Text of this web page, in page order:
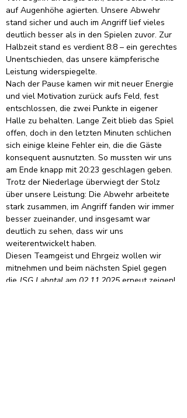
auf Augenhöhe agierten. Unsere Abwehr
stand sicher und auch im Angriff lief vieles
deutlich besser als in den Spielen zuvor. Zur
Halbzeit stand es verdient 8:8 – ein gerechtes
Unentschieden, das unsere kämpferische
Leistung widerspiegelte.
Nach der Pause kamen wir mit neuer Energie
und viel Motivation zurück aufs Feld, fest
entschlossen, die zwei Punkte in eigener
Halle zu behalten. Lange Zeit blieb das Spiel
offen, doch in den letzten Minuten schlichen
sich einige kleine Fehler ein, die die Gäste
konsequent ausnutzten. So mussten wir uns
am Ende knapp mit 20:23 geschlagen geben.
Trotz der Niederlage überwiegt der Stolz
über unsere Leistung: Die Abwehr arbeitete
stark zusammen, im Angriff fanden wir immer
besser zueinander, und insgesamt war
deutlich zu sehen, dass wir uns
weiterentwickelt haben.
Diesen Teamgeist und Ehrgeiz wollen wir
mitnehmen und beim nächsten Spiel gegen
die JSG Lahntal am 02.11.2025 erneut zeigen!